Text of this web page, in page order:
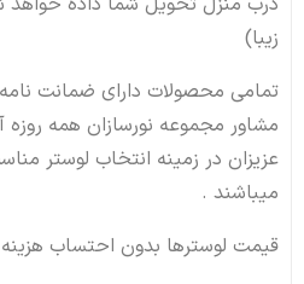
زیبا)
تمامی محصولات دارای ضمانت
مشاور مجموعه نورسازان همه
عزیزان در زمینه انتخاب لوستر
میباشند .
قیمت لوسترها بدون احتساب